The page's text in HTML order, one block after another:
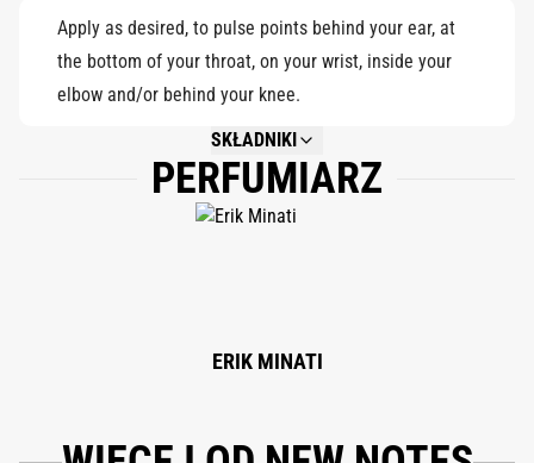
Apply as desired, to pulse points behind your ear, at
the bottom of your throat, on your wrist, inside your
elbow and/or behind your knee.
SKŁADNIKI
NOT AVAILABLE.
PERFUMIARZ
ERIK MINATI